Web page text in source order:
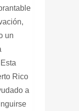
un
Esta
Rico
a